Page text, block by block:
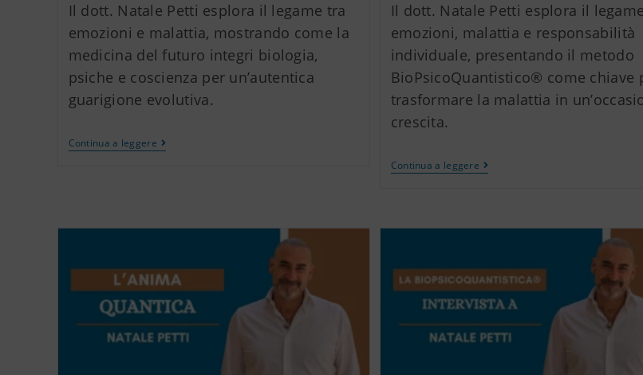
Il dott. Natale Petti esplora il legame tra
emozioni e malattia, mostrando come la
medicina del futuro integri biologia,
psiche e coscienza per un’autentica
guarigione evolutiva.
Continua a leggere
Il dott. Natale Petti esplora il
emozioni, malattia e responsabilità
individuale, presentando il metodo
BioPsicoQuantistico® come chiave
trasformare la malattia in
crescita.
Continua a leggere